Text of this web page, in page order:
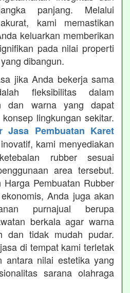
panjang. Melalui
kami memastikan
keluarkan memberikan
pada nilai properti
dibangun.
jika Anda bekerja sama
fleksibilitas dalam
dan warna yang dapat
lingkungan sekitar.
Jasa Pembuatan Karet
kami menyediakan
rubber sesuai
area tersebut.
Harga Pembuatan Rubber
Anda juga akan
purnajual berupa
berkala agar warna
dan tidak mudah pudar.
di tempat kami terletak
antara nilai estetika yang
sarana olahraga